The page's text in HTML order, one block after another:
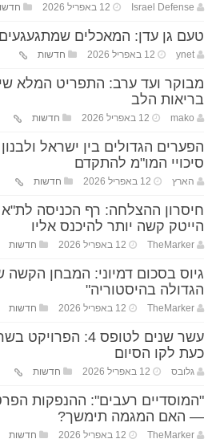
Israel Defense 12 באפריל 2026
טעם גן עדן: המאכלים
ynet 12 באפריל 2026 חדשות
מבוקר ועד ערב: התפריט המלא
בריאות הלב
mako 12 באפריל 2026 חדשות
הפערים הגדולים בין ישראל
סיכויי המו"מ להתקדם
הארץ 12 באפריל 2026 חדשות
הייטק קשה יותר להיכנס אליו
TheMarker 12 באפריל 2026 חדשות
גיוס בסכום דמיוני: המבחן
הגדולה בהיסטוריה"
TheMarker 12 באפריל 2026 חדשות
עשר שנים לטופס 4:
כעת לקו הסיום
גלובס 12 באפריל 2026 חדשות
"המוסדיים רעבים": ההנפקות
— האם המגמה תימשך?
TheMarker 12 באפריל 2026 חדשות